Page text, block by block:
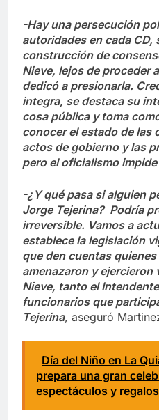
-Hay una persecución
autoridades en cada CD,
construcción de
Nieve, lejos de proceder
dedicó a presionarla.
integra, se destaca su
cosa pública y toma
conocer el estado de las
actos de gobierno y las
pero el oficialismo
-¿Y qué pasa si alguien
Jorge Tejerina? Podría
irreversible. Vamos a
establece la legislación
que den cuentas
amenazaron y
Nieve, tanto el
funcionarios que
Tejerina, aseguró
Día del Niño en La
prepara una gran
espectáculos y regalos